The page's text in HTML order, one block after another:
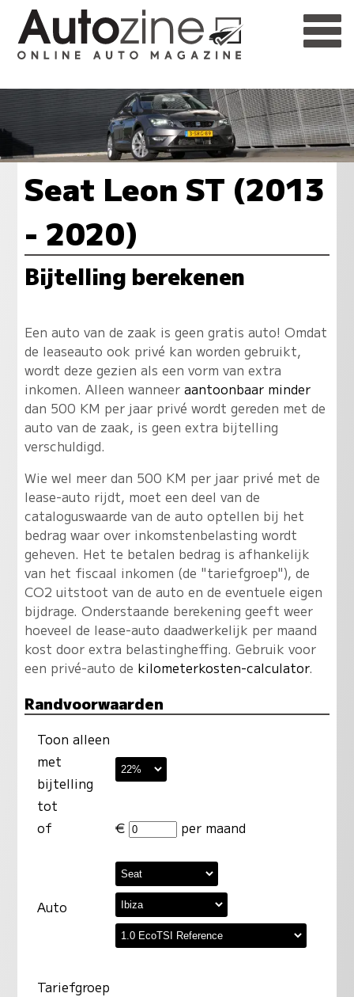
Seat Leon ST (2013
- 2020)
Bijtelling berekenen
Een auto van de zaak is geen gratis auto! Omdat
de leaseauto ook privé kan worden gebruikt,
wordt deze gezien als een vorm van extra
inkomen. Alleen wanneer aantoonbaar minder
dan 500 KM per jaar privé wordt gereden met de
auto van de zaak, is geen extra bijtelling
verschuldigd.
Wie wel meer dan 500 KM per jaar privé met de
lease-auto rijdt, moet een deel van de
cataloguswaarde van de auto optellen bij het
bedrag waar over inkomstenbelasting wordt
geheven. Het te betalen bedrag is afhankelijk
van het fiscaal inkomen (de "tariefgroep"), de
CO2 uitstoot van de auto en de eventuele eigen
bijdrage. Onderstaande berekening geeft weer
hoeveel de lease-auto daadwerkelijk per maand
kost door extra belastingheffing. Gebruik voor
een privé-auto de kilometerkosten-calculator.
Randvoorwaarden
Toon alleen
met
bijtelling
tot
of
€ per maand
Auto
Tariefgroep